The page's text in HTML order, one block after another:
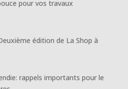
pour vos travaux
édition de La Shop à
rappels importants pour le